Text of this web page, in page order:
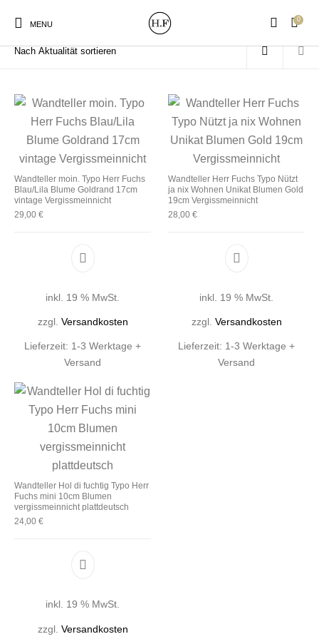
MENU
0
New Products On Sale! Wandteller Geschirrtücher
Gutscheine Magneten
Mützen / Beanies und
Patches
Start / Produkte verschlagwortet mit „Vergissmeinnicht“
Wandteller moin. Typo Herr Fuchs
Blau/Lila Blume Goldrand 17cm
vintage Vergissmeinnicht
29,00 €
inkl. 19 % MwSt.
zzgl. Versandkosten
Lieferzeit: 1-3 Werktage +
Versand
Wandteller Herr Fuchs Typo Nützt
ja nix Wohnen Unikat Blumen Gold
19cm Vergissmeinnicht
28,00 €
inkl. 19 % MwSt.
zzgl. Versandkosten
Lieferzeit: 1-3 Werktage +
Versand
Wandteller Hol di fuchtig Typo Herr
Fuchs mini 10cm Blumen
vergissmeinnicht plattdeutsch
24,00 €
inkl. 19 % MwSt.
zzgl. Versandkosten